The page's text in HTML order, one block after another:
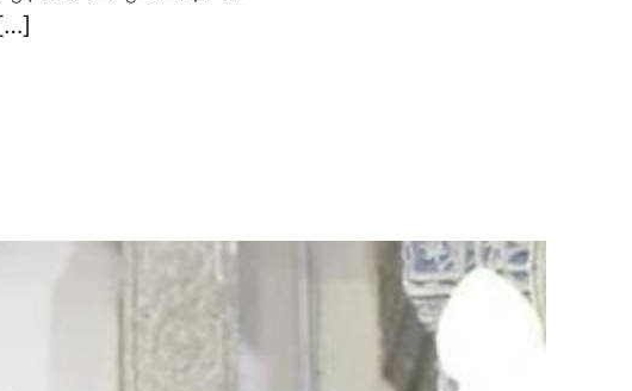
دوران ہلاک ہو چکا ہے لیکن واشنگٹن نے